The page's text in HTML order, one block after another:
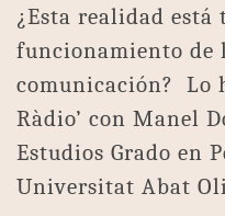
¿Esta realidad
funcionamiento de
comunicación? Lo
Ràdio’ con Manel
Estudios Grado en
Universitat Abat